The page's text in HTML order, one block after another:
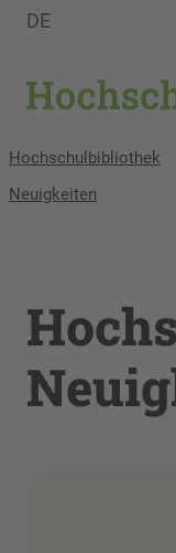
DE
Hochschulbibliothek
Neuigkeiten